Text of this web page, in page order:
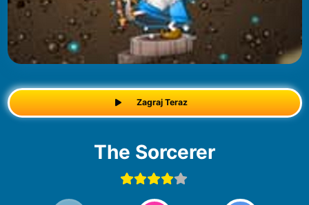
Zagraj Teraz
The Sorcerer